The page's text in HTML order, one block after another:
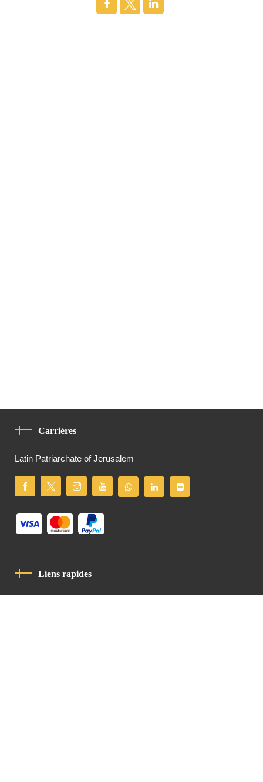
Carrières
Latin Patriarchate of Jerusalem
Liens rapides